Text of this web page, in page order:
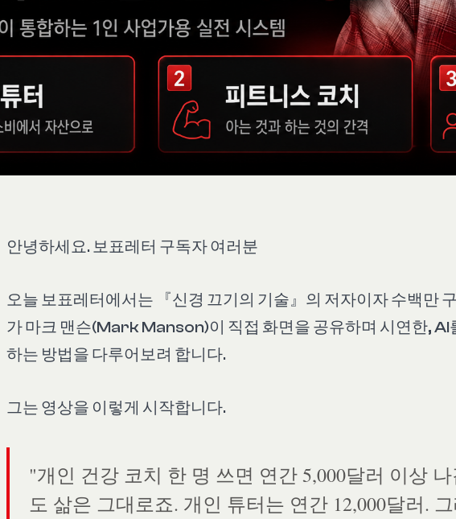
안녕하세요. 보표레터 구독자 여러분
오늘 보표레터에서는 『신경 끄기의 기술』의 저자이자 수백만
가 마크 맨슨(Mark Manson)이 직접 화면을 공유하며 시연한, AI
하는 방법을 다루어보려 합니다.
그는 영상을 이렇게 시작합니다.
"개인 건강 코치 한 명 쓰면 연간 5,000달러 이상
도 삶은 그대로죠. 개인 튜터는 연간 12,000달러.